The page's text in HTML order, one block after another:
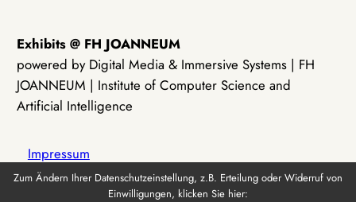
Exhibits @ FH JOANNEUM
powered by Digital Media & Immersive Systems | FH
JOANNEUM | Institute of Computer Science and
Artificial Intelligence
Impressum
Zum Ändern Ihrer Datenschutzeinstellung, z.B. Erteilung oder Widerruf von
Einwilligungen, klicken Sie hier: